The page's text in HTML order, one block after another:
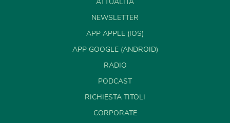
NEWSLETTER
APP APPLE (IOS)
APP GOOGLE (ANDROID)
RADIO
PODCAST
RICHIESTA TITOLI
CORPORATE